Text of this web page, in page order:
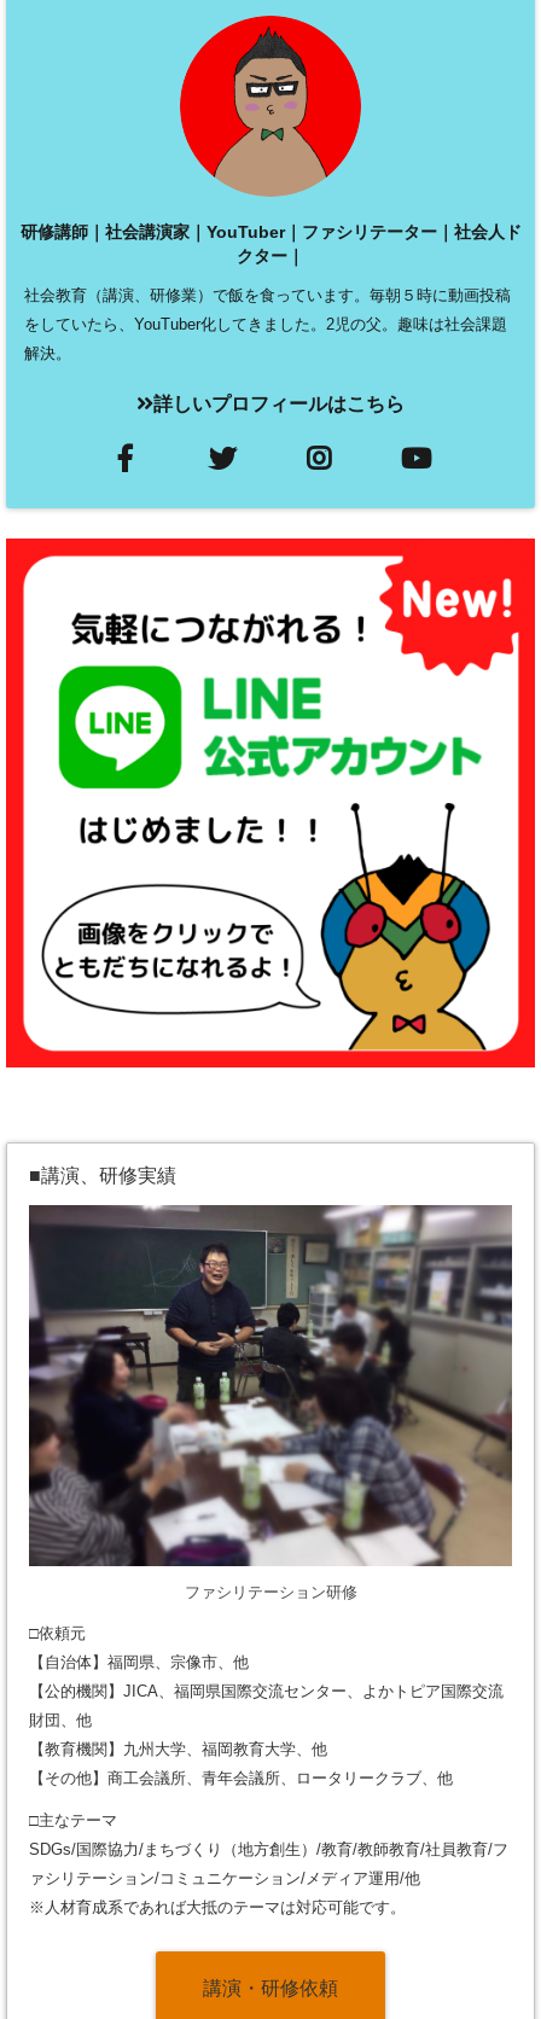
研修講師｜社会講演家｜YouTuber｜ファシリテーター｜社会人ド
クター｜
社会教育（講演、研修業）で飯を食っています。毎朝５時に動画投稿
をしていたら、YouTuber化してきました。2児の父。趣味は社会課題
解決。
詳しいプロフィールはこちら
■講演、研修実績
ファシリテーション研修
□依頼元
【自治体】福岡県、宗像市、他
【公的機関】JICA、福岡県国際交流センター、よかトピア国際交流
財団、他
【教育機関】九州大学、福岡教育大学、他
【その他】商工会議所、青年会議所、ロータリークラブ、他
□主なテーマ
SDGs/国際協力/まちづくり（地方創生）/教育/教師教育/社員教育/フ
ァシリテーション/コミュニケーション/メディア運用/他
※人材育成系であれば大抵のテーマは対応可能です。
講演・研修依頼